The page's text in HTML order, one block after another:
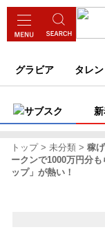
グラビア タレ
サブスク
トップ 未分類
稼
ークンで1000万円分
ップ」が熱い！